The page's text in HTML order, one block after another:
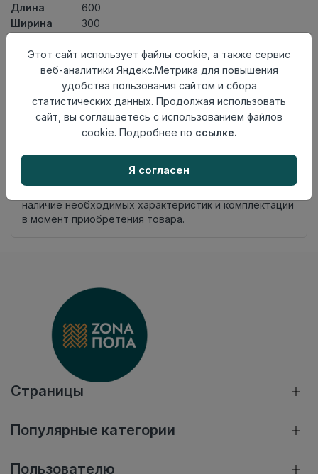
Длина
600
Ширина
300
Товарная
группа
Керамическая Плитка
9
Поверхностьглянцевая
Страна
происхождения
Россия
Нет в наличии
Внимание! Внешний вид товара может отличаться от
наличие необходимых характеристик и комплектации
в момент приобретения товара.
Страницы
Популярные категории
Пользователю
Этот сайт использует файлы cookie, а также сервис
веб-аналитики Яндекс.Метрика для повышения
удобства пользования сайтом и сбора
статистических данных. Продолжая использовать
сайт, вы соглашаетесь с использованием файлов
cookie. Подробнее по ссылке.
Я согласен